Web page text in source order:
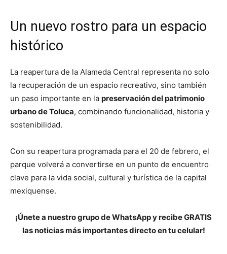
Un nuevo rostro para un espacio
histórico
La reapertura de la Alameda Central representa no solo
la recuperación de un espacio recreativo, sino también
un paso importante en la preservación del patrimonio
urbano de Toluca, combinando funcionalidad, historia y
sostenibilidad.
Con su reapertura programada para el 20 de febrero, el
parque volverá a convertirse en un punto de encuentro
clave para la vida social, cultural y turística de la capital
mexiquense.
¡Únete a nuestro grupo de WhatsApp y recibe GRATIS
las noticias más importantes directo en tu celular!